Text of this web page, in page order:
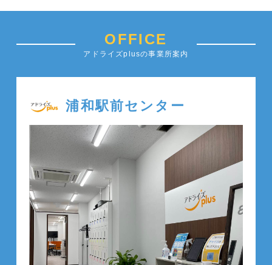
OFFICE
アドライズplusの事業所案内
浦和駅前センター